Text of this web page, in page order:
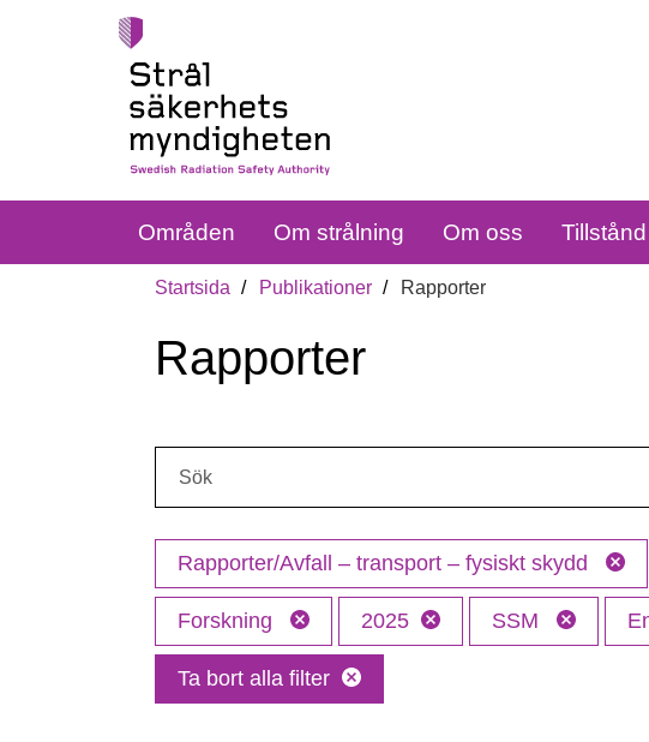
Områden Om strålning Om oss
Startsida Publikationer Rapporter
Rapporter
Rapporter/Avfall – transport – fysiskt skydd
Forskning 2025 SSM
Ta bort alla filter